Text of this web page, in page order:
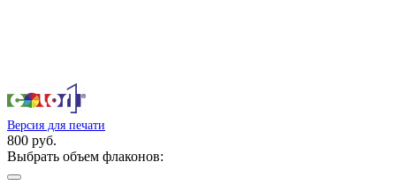
Версия для печати
800 руб.
Выбрать объем флаконов: